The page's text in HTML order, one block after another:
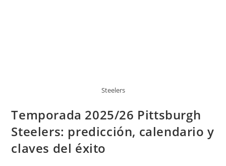
Steelers
Temporada 2025/26 Pittsburgh
Steelers: predicción, calendario y
claves del éxito